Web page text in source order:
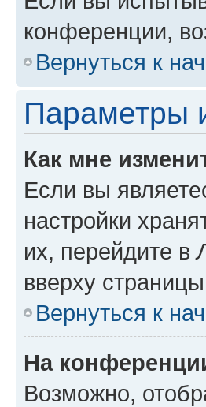
конференции,
Вернуться к
Параметры
Как мне
Если вы
настройки
их, перейдите в
вверху
Вернуться к
На
Возможно,